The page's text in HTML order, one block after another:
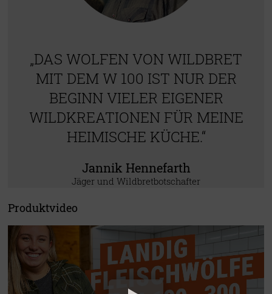
„DAS WOLFEN VON WILDBRET
MIT DEM W 100 IST NUR DER
BEGINN VIELER EIGENER
WILDKREATIONEN FÜR MEINE
HEIMISCHE KÜCHE.“
Jannik Hennefarth
Jäger und Wildbretbotschafter
Produktvideo